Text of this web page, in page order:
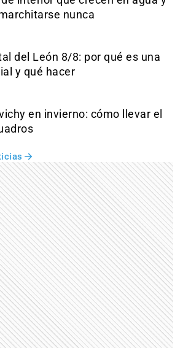
nunca
del León 8/8: por qué es una
y qué hacer
en invierno: cómo llevar el